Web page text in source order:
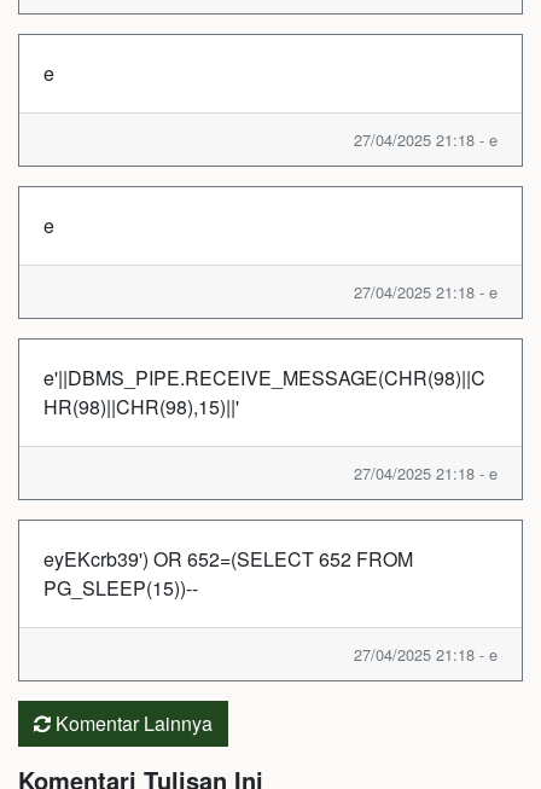
e
27/04/2025 21:18 - e
e
27/04/2025 21:18 - e
e'||DBMS_PIPE.RECEIVE_MESSAGE(CHR(98)||C
HR(98)||CHR(98),15)||'
27/04/2025 21:18 - e
eyEKcrb39') OR 652=(SELECT 652 FROM
PG_SLEEP(15))--
27/04/2025 21:18 - e
Komentar Lainnya
Komentari Tulisan Ini